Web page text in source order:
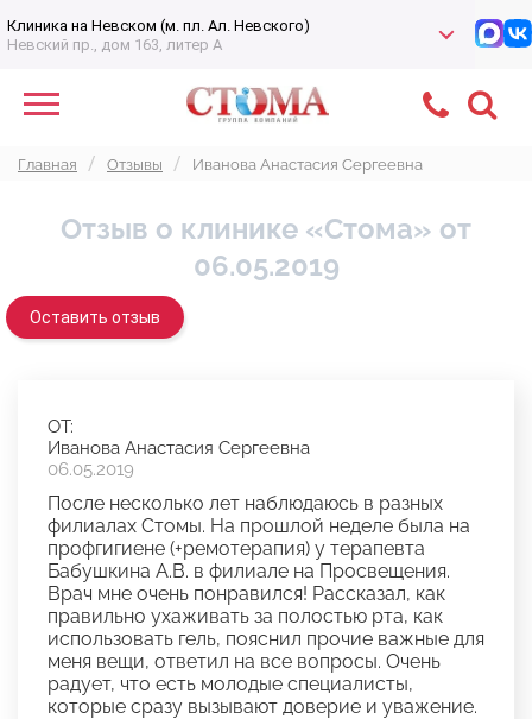
Клиника на Невском (м. пл. Ал. Невского)
Невский пр., дом 163, литер А
Главная Отзывы Иванова Анастасия Сергеевна
Отзыв о клинике «Стома» от
06.05.2019
Оставить отзыв
ОТ:
Иванова Анастасия Сергеевна
06.05.2019
После несколько лет наблюдаюсь в разных
филиалах Стомы. На прошлой неделе была на
профгигиене (+ремотерапия) у терапевта
Бабушкина А.В. в филиале на Просвещения.
Врач мне очень понравился! Рассказал, как
правильно ухаживать за полостью рта, как
использовать гель, пояснил прочие важные для
меня вещи, ответил на все вопросы. Очень
радует, что есть молодые специалисты,
которые сразу вызывают доверие и уважение.